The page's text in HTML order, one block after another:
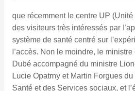
que récemment le centre UP
des visiteurs très intéressés par
système de santé centré sur
l’accès. Non le moindre, le
Dubé accompagné du ministre
Lucie Opatrny et Martin Forgues
Santé et des Services sociaux, et